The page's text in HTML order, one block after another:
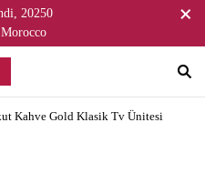
20250
Morocco
Kahve Gold Klasik Tv Ünitesi